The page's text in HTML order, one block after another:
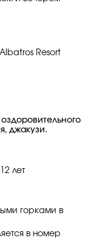
Resort
джакузи.
лет
горками в
в номер